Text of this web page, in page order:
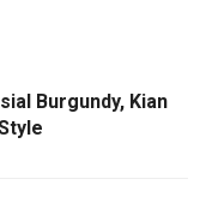
Burgundy, Kian